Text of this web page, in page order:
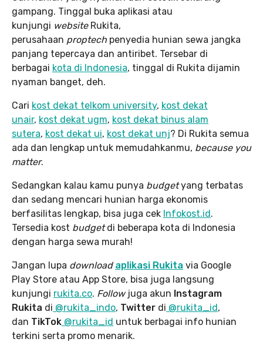
gampang. Tinggal buka aplikasi atau
kunjungi websiteRukita,
perusahaan proptech penyedia hunian sewa jangka
panjang tepercaya dan antiribet. Tersebar di
berbagai kota di Indonesia, tinggal di Rukita dijamin
nyaman banget, deh.
Cari kost dekat telkom university, kost dekat
unair, kost dekat ugm, kost dekat binus alam
sutera, kost dekat ui, kost dekat unj? Di Rukita semua
ada dan lengkap untuk memudahkanmu, because you
matter.
Sedangkan kalau kamu punya budgetyang terbatas
dan sedang mencari hunian harga ekonomis
berfasilitas lengkap, bisa juga cek Infokost.id.
Tersedia kost budgetdi beberapa kota di Indonesia
dengan harga sewa murah!
Jangan lupa download aplikasi Rukita via Google
Play Store atau App Store, bisa juga langsung
kunjungi rukita.co. Followjuga akun Instagram
Rukita di @rukita_indo, Twitter di @rukita_id,
dan TikTok @rukita_id untuk berbagai info hunian
terkini serta promo menarik.